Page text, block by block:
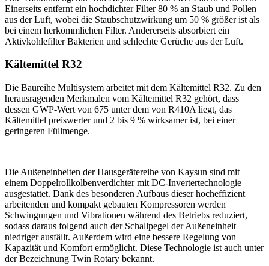
Einerseits entfernt ein hochdichter Filter 80 % an Staub und Pollen
aus der Luft, wobei die Staubschutzwirkung um 50 % größer ist als
bei einem herkömmlichen Filter. Andererseits absorbiert ein
Aktivkohlefilter Bakterien und schlechte Gerüche aus der Luft.
Kältemittel R32
Die Baureihe Multisystem arbeitet mit dem Kältemittel R32. Zu den
herausragenden Merkmalen vom Kältemittel R32 gehört, dass
dessen GWP-Wert von 675 unter dem von R410A liegt, das
Kältemittel preiswerter und 2 bis 9 % wirksamer ist, bei einer
geringeren Füllmenge.
Die Außeneinheiten der Hausgerätereihe von Kaysun sind mit
einem Doppelrollkolbenverdichter mit DC-Invertertechnologie
ausgestattet. Dank des besonderen Aufbaus dieser hocheffizient
arbeitenden und kompakt gebauten Kompressoren werden
Schwingungen und Vibrationen während des Betriebs reduziert,
sodass daraus folgend auch der Schallpegel der Außeneinheit
niedriger ausfällt. Außerdem wird eine bessere Regelung von
Kapazität und Komfort ermöglicht. Diese Technologie ist auch unter
der Bezeichnung Twin Rotary bekannt.